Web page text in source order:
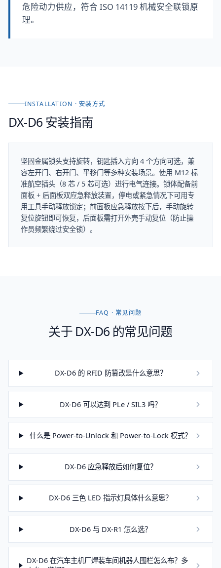
危险动力供应，符合 ISO 14119 机械安全联锁原
理。
INSTALLATION · 安装方式
DX-D6 安装指南
坚固金属锁头支持旋转，钥匙插入方向 4 个方向可选，兼
容左开门、右开门、平移门等多种安装场景。使用 M12 标
准航空插头（8 芯 / 5 芯可选）进行电气连接。锁体配备前
面板 + 后面板双应急释放装置，停电或紧急情况下可用专
用工具手动释放锁定；前面板应急释放按下后，手动旋转
复位旋钮即可恢复，后面板需打开外壳手动复位（防止操
作员频繁绕过安全锁）。
FAQ · 常见问题
关于 DX-D6 的常见问题
DX-D6 的 RFID 防篡改是什么意思？
DX-D6 可以达到 PLe / SIL3 吗？
什么是 Power-to-Unlock 和 Power-to-Lock 模式？
DX-D6 应急释放后如何复位？
DX-D6 三色 LED 指示灯具体什么意思？
DX-D6 与 DX-R1 怎么选？
DX-D6 在汽车主机厂焊装车间机器人围栏怎么布？多